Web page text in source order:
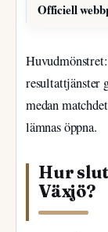
Officiell
resultattjänster
medan
lämnas öppna.
Hur
Växjö?